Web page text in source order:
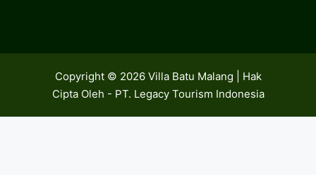
Copyright © 2026 Villa Batu Malang | Hak
Cipta Oleh - PT. Legacy Tourism Indonesia